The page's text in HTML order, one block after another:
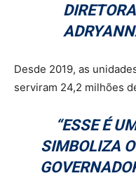
Desde 2019, as
serviram 24,2 milhões
“ESSE É
SIMBOLIZA